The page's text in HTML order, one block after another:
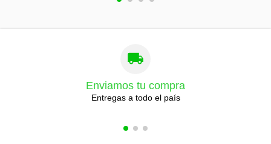
Enviamos tu compra
Entregas a todo el país